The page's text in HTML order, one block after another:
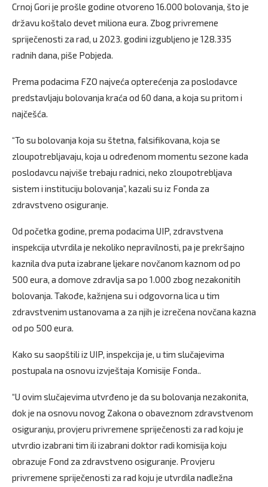
Crnoj Gori je prošle godine otvoreno 16.000 bolovanja, što je
državu koštalo devet miliona eura. Zbog privremene
spriječenosti za rad, u 2023. godini izgubljeno je 128.335
radnih dana, piše Pobjeda.
Prema podacima FZO najveća opterećenja za poslodavce
predstavljaju bolovanja kraća od 60 dana, a koja su pritom i
najčešća.
“To su bolovanja koja su štetna, falsifikovana, koja se
zloupotrebljavaju, koja u određenom momentu sezone kada
poslodavcu najviše trebaju radnici, neko zloupotrebljava
sistem i instituciju bolovanja”, kazali su iz Fonda za
zdravstveno osiguranje.
Od početka godine, prema podacima UIP, zdravstvena
inspekcija utvrdila je nekoliko nepravilnosti, pa je prekršajno
kaznila dva puta izabrane ljekare novčanom kaznom od po
500 eura, a domove zdravlja sa po 1.000 zbog nezakonitih
bolovanja. Takođe, kažnjena su i odgovorna lica u tim
zdravstvenim ustanovama a za njih je izrečena novčana kazna
od po 500 eura.
Kako su saopštili iz UIP, inspekcija je, u tim slučajevima
postupala na osnovu izvještaja Komisije Fonda..
“U ovim slučajevima utvrđeno je da su bolovanja nezakonita,
dok je na osnovu novog Zakona o obaveznom zdravstvenom
osiguranju, provjeru privremene spriječenosti za rad koju je
utvrdio izabrani tim ili izabrani doktor radi komisija koju
obrazuje Fond za zdravstveno osiguranje. Provjeru
privremene spriječenosti za rad koju je utvrdila nadležna